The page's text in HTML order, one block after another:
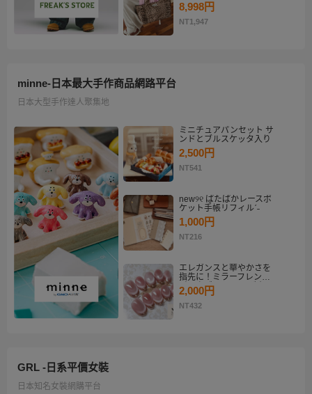
8,998円
NT1,947
minne-日本最大手作商品網路平台
日本大型手作達人聚集地
ミニチュアパンセット サ
ンドとブルスケッタ入り
2,500円
NT541
new୨୧ ぱたぱかレースポ
ケット手帳リフィルˊ˗
1,000円
NT216
エレガンスと華やかさを
指先に！ミラーフレンチ
ピンクゴールド マグネッ
トネイルチップセット
【ネイルチップオーダ
2,000円
NT432
GRL -日系平價女裝
日本知名女裝網購平台